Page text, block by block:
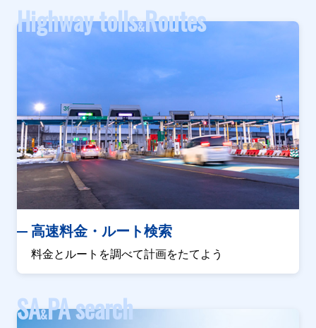
Highway tolls&Routes
高速料金・ルート検索
料金とルートを調べて計画をたてよう
SA&PA search